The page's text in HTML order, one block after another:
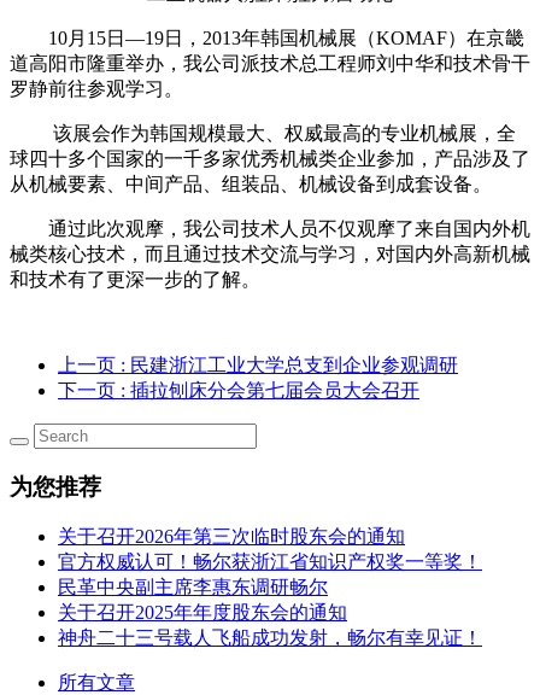
10月15日—19日，2013年韩国机械展（KOMAF）在京畿
道高阳市隆重举办，我公司派技术总工程师刘中华和技术骨干
罗静前往参观学习。
该展会作为韩国规模最大、权威最高的专业机械展，全
球四十多个国家的一千多家优秀机械类企业参加，产品涉及了
从机械要素、中间产品、组装品、机械设备到成套设备。
通过此次观摩，我公司技术人员不仅观摩了来自国内外机
械类核心技术，而且通过技术交流与学习，对国内外高新机械
和技术有了更深一步的了解。
上一页 : 民建浙江工业大学总支到企业参观调研
下一页 : 插拉刨床分会第七届会员大会召开
为您推荐
关于召开2026年第三次临时股东会的通知
官方权威认可！畅尔获浙江省知识产权奖一等奖！
民革中央副主席李惠东调研畅尔
关于召开2025年年度股东会的通知
神舟二十三号载人飞船成功发射，畅尔有幸见证！
所有文章